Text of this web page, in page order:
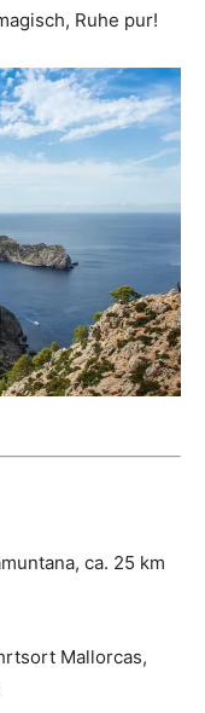
Ruhe pur!
ca. 25 km
Mallorcas,